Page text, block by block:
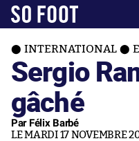
INTERNATIONAL
Sergio
gâché
Par Félix Barbé
LE MARDI 17 NOVEMBRE